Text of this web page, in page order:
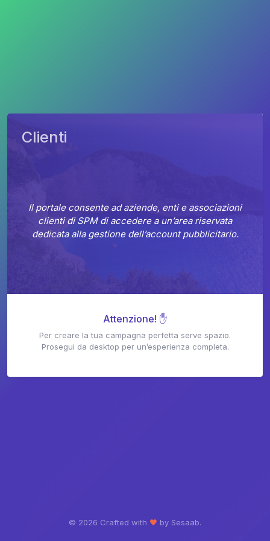
Clienti
Il portale consente ad aziende, enti e associazioni
clienti di SPM di accedere a un’area riservata
dedicata alla gestione dell’account pubblicitario.
Attenzione! ✋
Per creare la tua campagna perfetta serve spazio.
Prosegui da desktop per un’esperienza completa.
© 2026 Crafted with by Sesaab.